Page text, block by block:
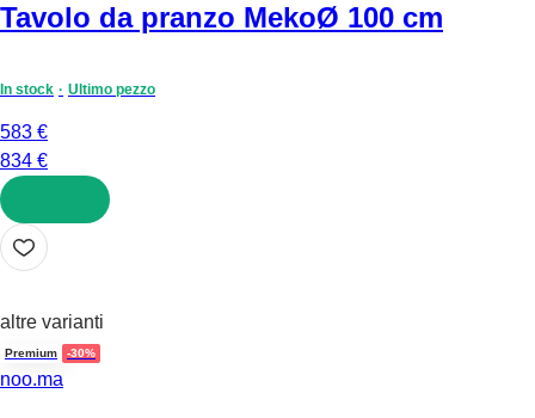
Tavolo da pranzo MekoØ 100 cm
In stock Ultimo pezzo
583 €
834 €
AGGIUNGI
altre varianti
Premium -30%
noo.ma